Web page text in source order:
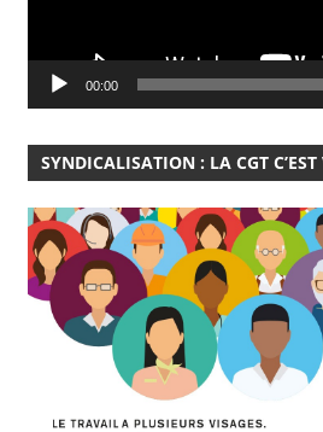
00:00
SYNDICALISATION : LA CGT C’EST